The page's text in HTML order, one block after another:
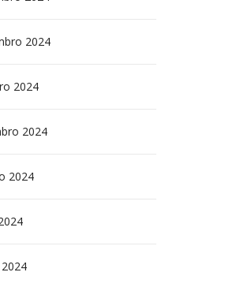
2024
2024
2024
2024